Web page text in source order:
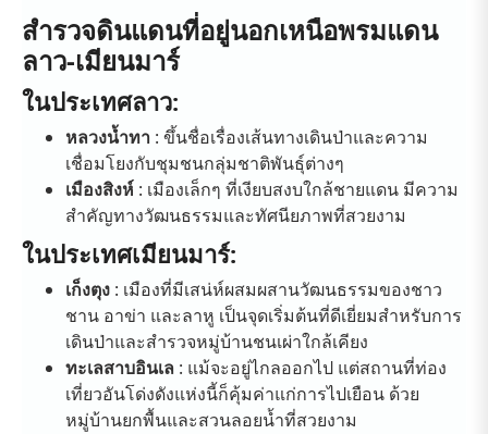
สำรวจดินแดนที่อยู่นอกเหนือพรมแดน
ลาว-เมียนมาร์
ในประเทศลาว:
หลวงน้ำทา : ขึ้นชื่อเรื่องเส้นทางเดินป่าและความ
เชื่อมโยงกับชุมชนกลุ่มชาติพันธุ์ต่างๆ
เมืองสิงห์ : เมืองเล็กๆ ที่เงียบสงบใกล้ชายแดน มีความ
สำคัญทางวัฒนธรรมและทัศนียภาพที่สวยงาม
ในประเทศเมียนมาร์:
เก็งตุง : เมืองที่มีเสน่ห์ผสมผสานวัฒนธรรมของชาว
ชาน อาข่า และลาหู เป็นจุดเริ่มต้นที่ดีเยี่ยมสำหรับการ
เดินป่าและสำรวจหมู่บ้านชนเผ่าใกล้เคียง
ทะเลสาบอินเล : แม้จะอยู่ไกลออกไป แต่สถานที่ท่อง
เที่ยวอันโด่งดังแห่งนี้ก็คุ้มค่าแก่การไปเยือน ด้วย
หมู่บ้านยกพื้นและสวนลอยน้ำที่สวยงาม